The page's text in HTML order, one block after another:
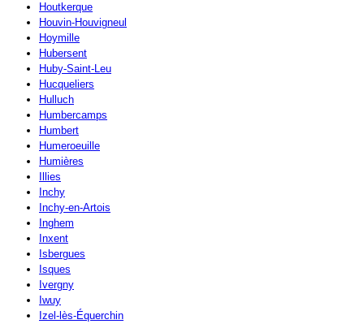
Houtkerque
Houvin-Houvigneul
Hoymille
Hubersent
Huby-Saint-Leu
Hucqueliers
Hulluch
Humbercamps
Humbert
Humeroeuille
Humières
Illies
Inchy
Inchy-en-Artois
Inghem
Inxent
Isbergues
Isques
Ivergny
Iwuy
Izel-lès-Équerchin